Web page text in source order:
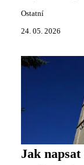
Ostatní
24. 05. 2026
Jak